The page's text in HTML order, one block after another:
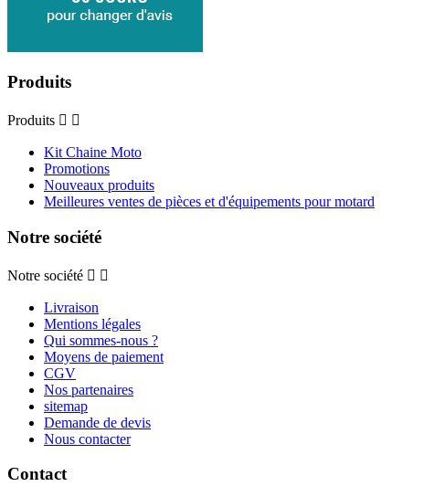
Produits
Produits  
Kit Chaine Moto
Promotions
Nouveaux produits
Meilleures ventes de pièces et d'équipements pour motard
Notre société
Notre société  
Livraison
Mentions légales
Qui sommes-nous ?
Moyens de paiement
CGV
Nos partenaires
sitemap
Demande de devis
Nous contacter
Contact